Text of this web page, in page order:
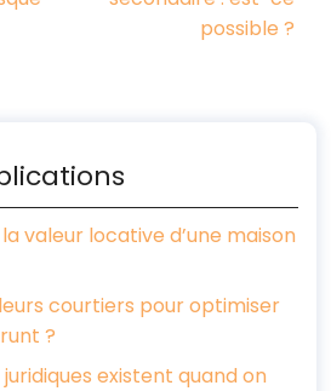
possible ?
valeur locative d’une maison
courtiers pour optimiser
?
existent quand on